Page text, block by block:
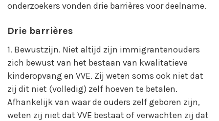
onderzoekers vonden drie barrières voor deelname.
Drie barrières
1. Bewustzijn. Niet altijd zijn immigrantenouders
zich bewust van het bestaan van kwalitatieve
kinderopvang en VVE. Zij weten soms ook niet dat
zij dit niet (volledig) zelf hoeven te betalen.
Afhankelijk van waar de ouders zelf geboren zijn,
weten zij niet dat VVE bestaat of verwachten zij dat